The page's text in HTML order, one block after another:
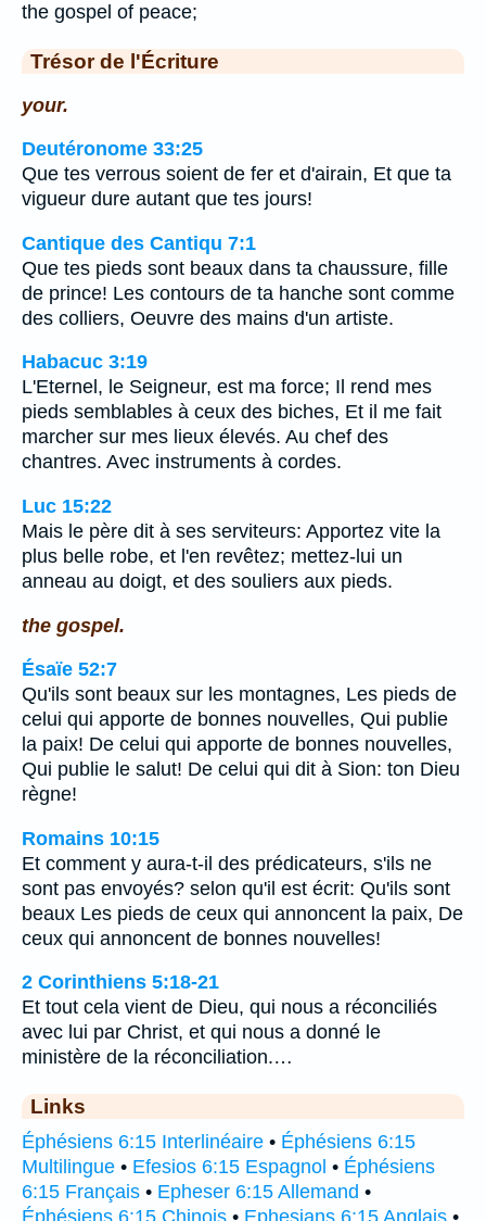
the gospel of peace;
Trésor de l'Écriture
your.
Deutéronome 33:25
Que tes verrous soient de fer et d'airain, Et que ta
vigueur dure autant que tes jours!
Cantique des Cantiqu 7:1
Que tes pieds sont beaux dans ta chaussure, fille
de prince! Les contours de ta hanche sont comme
des colliers, Oeuvre des mains d'un artiste.
Habacuc 3:19
L'Eternel, le Seigneur, est ma force; Il rend mes
pieds semblables à ceux des biches, Et il me fait
marcher sur mes lieux élevés. Au chef des
chantres. Avec instruments à cordes.
Luc 15:22
Mais le père dit à ses serviteurs: Apportez vite la
plus belle robe, et l'en revêtez; mettez-lui un
anneau au doigt, et des souliers aux pieds.
the gospel.
Ésaïe 52:7
Qu'ils sont beaux sur les montagnes, Les pieds de
celui qui apporte de bonnes nouvelles, Qui publie
la paix! De celui qui apporte de bonnes nouvelles,
Qui publie le salut! De celui qui dit à Sion: ton Dieu
règne!
Romains 10:15
Et comment y aura-t-il des prédicateurs, s'ils ne
sont pas envoyés? selon qu'il est écrit: Qu'ils sont
beaux Les pieds de ceux qui annoncent la paix, De
ceux qui annoncent de bonnes nouvelles!
2 Corinthiens 5:18-21
Et tout cela vient de Dieu, qui nous a réconciliés
avec lui par Christ, et qui nous a donné le
ministère de la réconciliation.…
Links
Éphésiens 6:15 Interlinéaire • Éphésiens 6:15
Multilingue • Efesios 6:15 Espagnol • Éphésiens
6:15 Français • Epheser 6:15 Allemand •